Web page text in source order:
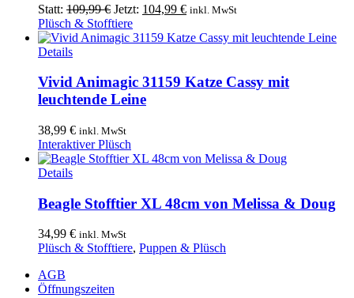
Statt: 109,99€ Ursprünglicher
Preis
war:
Jetzt: 104,99 €Aktueller
ist:
inkl. MwSt
Plüsch & Stofftiere
Details
Vivid Animagic 31159 Katze Cassy mit
leuchtende Leine
38,99 € inkl. MwSt
Interaktiver Plüsch
Details
Beagle Stofftier XL 48cm von Melissa & Doug
34,99 € inkl. MwSt
Plüsch & Stofftiere, Puppen & Plüsch
AGB
Öffnungszeiten